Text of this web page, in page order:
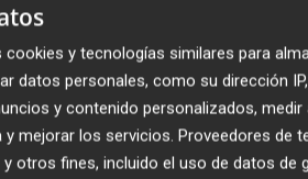
una ocupación del 75%,
a las del año pasado. Por
de llenado del 100% en los
y tecnologías similares para
datos personales, como su dirección
y contenido personalizados,
mejorar los servicios. Proveedores de
otros fines, incluido el uso de datos de